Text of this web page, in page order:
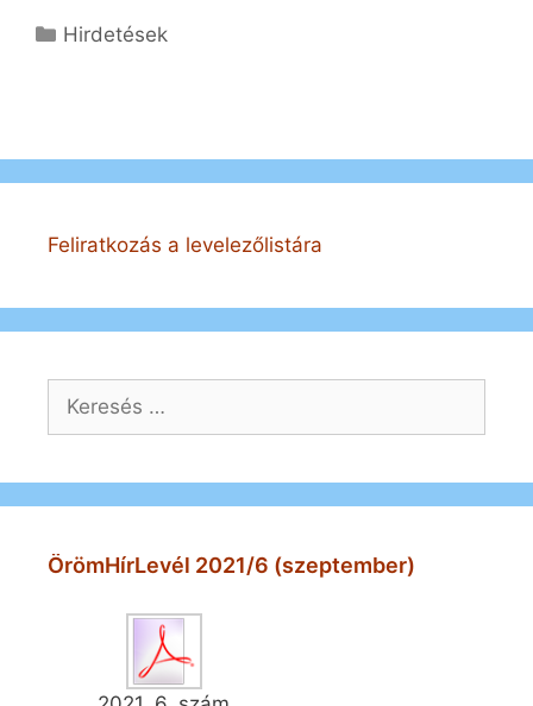
Kategória
Hirdetések
Feliratkozás a levelezőlistára
Keresés:
ÖrömHírLevél 2021/6 (szeptember)